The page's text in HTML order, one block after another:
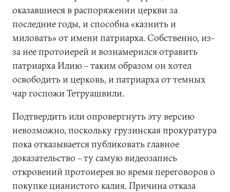
оказавшиеся в распоряжении церкви за
последние годы, и способна «казнить и
миловать» от имени патриарха. Собственно, из-
за нее протоиерей и вознамерился отравить
патриарха Илию – таким образом он хотел
освободить и церковь, и патриарха от темных
чар госпожи Тетруашвили.
Подтвердить или опровергнуть эту версию
невозможно, поскольку грузинская прокуратура
пока отказывается публиковать главное
доказательство – ту самую видеозапись
откровений протоиерея во время переговоров о
покупке цианистого калия. Причина отказа